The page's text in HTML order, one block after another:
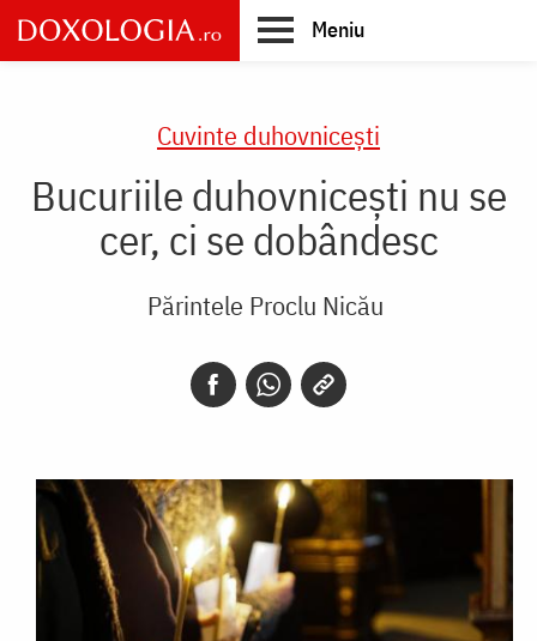
Skip
to
main
Meniu
Cuvinte duhovnicești
Bucuriile duhovnicești nu se
cer, ci se dobândesc
Părintele Proclu Nicău